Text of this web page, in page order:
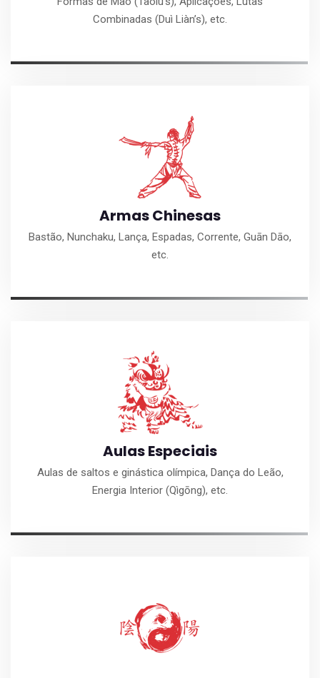
Combinadas (Duì Liàn’s), etc.
Armas Chinesas
Bastão, Nunchaku, Lança, Espadas, Corrente, Guān Dāo,
etc.
Aulas Especiais
Aulas de saltos e ginástica olímpica, Dança do Leão,
Energia Interior (Qìgōng), etc.